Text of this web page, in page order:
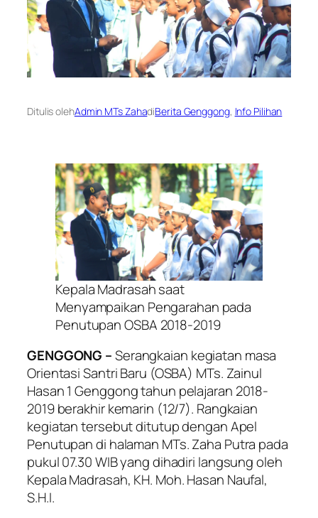
Ditulis olehAdmin MTs ZahadiBerita Genggong, Info Pilihan
Kepala Madrasah saat
Menyampaikan Pengarahan pada
Penutupan OSBA 2018-2019
GENGGONG –Serangkaian kegiatan masa
Orientasi Santri Baru (OSBA) MTs. Zainul
Hasan 1 Genggong tahun pelajaran 2018-
2019 berakhir kemarin (12/7). Rangkaian
kegiatan tersebut ditutup dengan Apel
Penutupan di halaman MTs. Zaha Putra pada
pukul 07.30 WIB yang dihadiri langsung oleh
Kepala Madrasah, KH. Moh. Hasan Naufal,
S.H.I.